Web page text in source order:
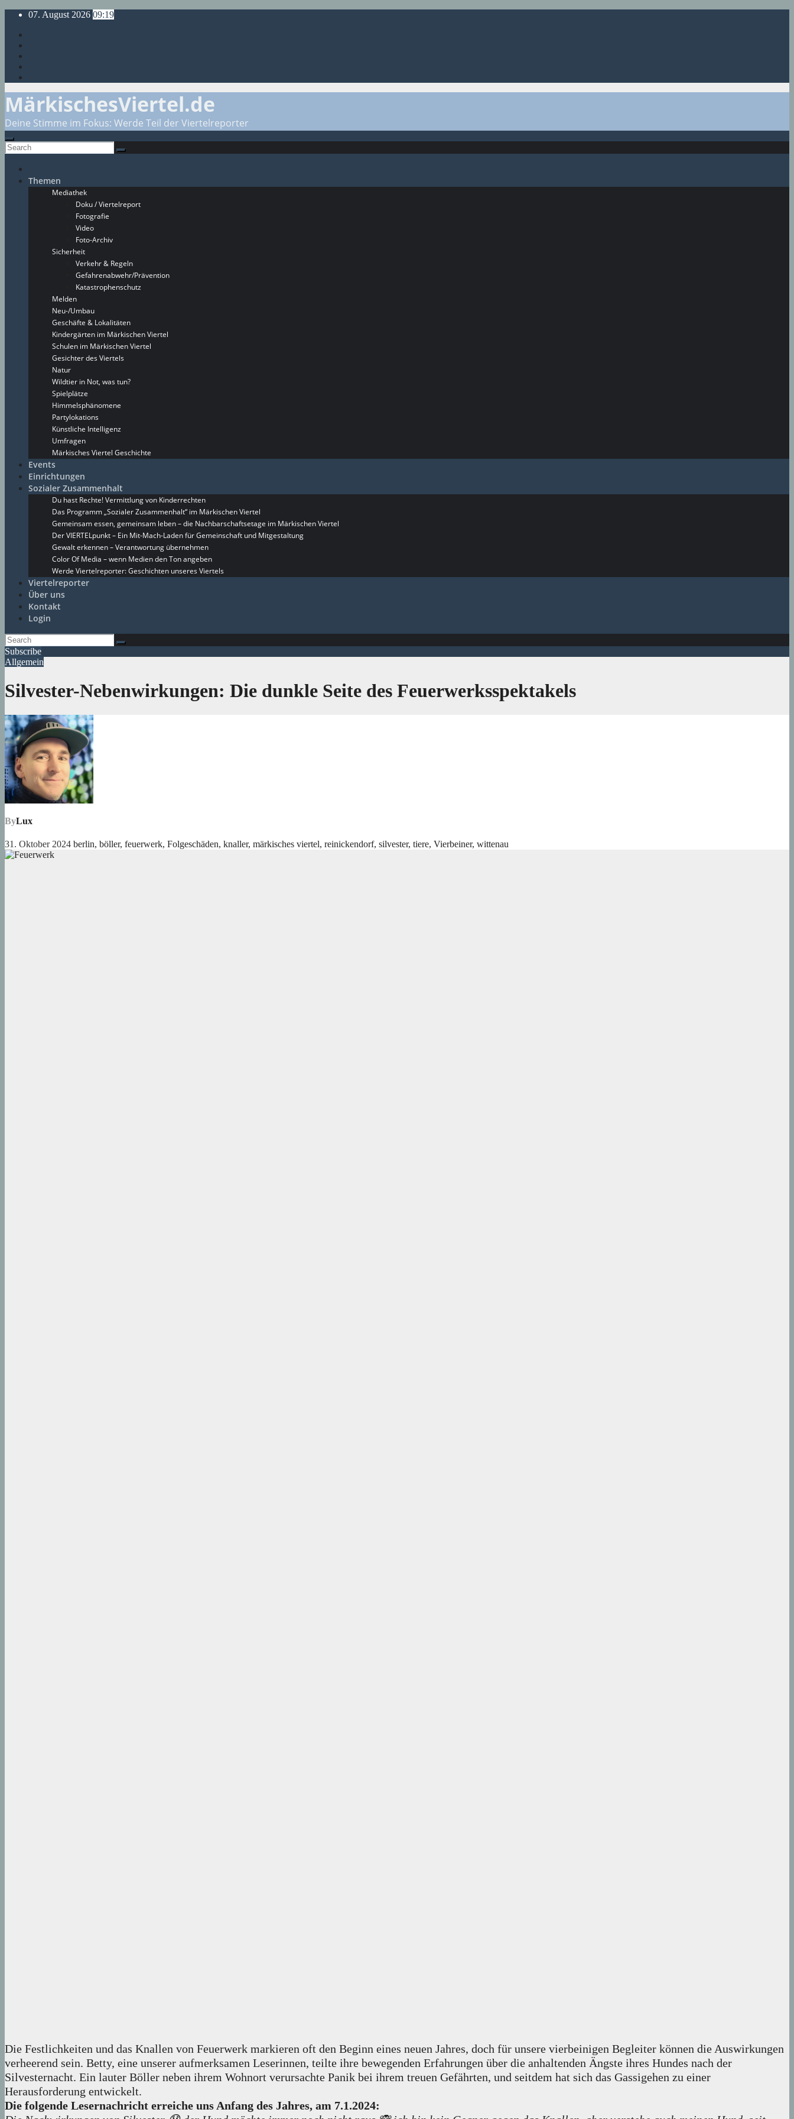
Skip
content
07. August 2026 09:19
MärkischesViertel.de
Deine Stimme im Fokus: Werde Teil der Viertelreporter
Themen
Mediathek
Doku / Viertelreport
Fotografie
Video
Foto-Archiv
Sicherheit
Verkehr & Regeln
Gefahrenabwehr/Prävention
Katastrophenschutz
Melden
Neu-/Umbau
Geschäfte & Lokalitäten
Kindergärten im Märkischen Viertel
Schulen im Märkischen Viertel
Gesichter des Viertels
Natur
Wildtier in Not, was tun?
Spielplätze
Himmelsphänomene
Partylokations
Künstliche Intelligenz
Umfragen
Märkisches Viertel Geschichte
Events
Einrichtungen
Sozialer Zusammenhalt
Du hast Rechte! Vermittlung von Kinderrechten
Das Programm „Sozialer Zusammenhalt“ im Märkischen Viertel
Gemeinsam essen, gemeinsam leben – die Nachbarschaftsetage im Märkischen Viertel
Der VIERTELpunkt – Ein Mit-Mach-Laden für Gemeinschaft und Mitgestaltung
Gewalt erkennen – Verantwortung übernehmen
Color Of Media – wenn Medien den Ton angeben
Werde Viertelreporter: Geschichten unseres Viertels
Viertelreporter
Über uns
Kontakt
Login
Subscribe
Allgemein
Silvester-Nebenwirkungen: Die dunkle Seite des Feuerwerksspektakels
ByLux
31. Oktober 2024 berlin, böller, feuerwerk, Folgeschäden, knaller, märkisches viertel, reinickendorf, silvester, tiere, Vierbeiner, wittenau
Die Festlichkeiten und das Knallen von Feuerwerk markieren oft den Beginn eines neuen Jahres, doch für unsere vierbeinigen Begleiter können die Auswirkungen
verheerend sein. Betty, eine unserer aufmerksamen Leserinnen, teilte ihre bewegenden Erfahrungen über die anhaltenden Ängste ihres Hundes nach der
Silvesternacht. Ein lauter Böller neben ihrem Wohnort verursachte Panik bei ihrem treuen Gefährten, und seitdem hat sich das Gassigehen zu einer
Herausforderung entwickelt.
Die folgende Lesernachricht erreiche uns Anfang des Jahres, am 7.1.2024: